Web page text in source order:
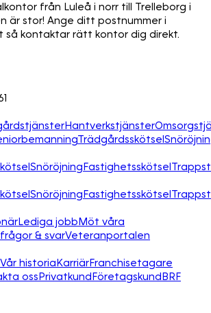
från Luleå i norr till Trelleborg i
är stor! Ange ditt postnummer i
så kontaktar rätt kontor dig direkt.
Hantverkstjänster
Trädgårdsskötsel
Snöröjning Fastighetsskötsel
Snöröjning Fastighetsskötsel
Lediga jobb Möt våra
& svarVeteranportalen
Vår historia KarriärFranchisetagare
oss Privatkund Företagskund BRF